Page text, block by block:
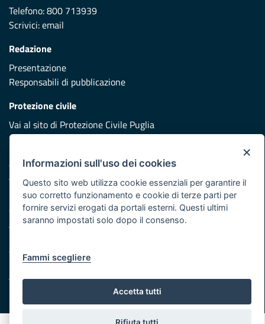
Telefono: 800 713939
Scrivici:email
Redazione
Presentazione
Responsabili di pubblicazione
Protezione civile
Vai al sito di Protezione Civile Puglia
Iniziativa finanziata con risorse del POR Puglia 2014/2020 -
Asse XI
Note legali
Cookie e privacy
Atti di notifica
Servizi Intranet
© Regione Puglia
×
Informazioni sull'uso dei cookies
Questo sito web utilizza cookie essenziali per garantire il
suo corretto funzionamento e cookie di terze parti per
fornire servizi erogati da portali esterni. Questi ultimi
saranno impostati solo dopo il consenso.
Fammi scegliere
Accetta tutti